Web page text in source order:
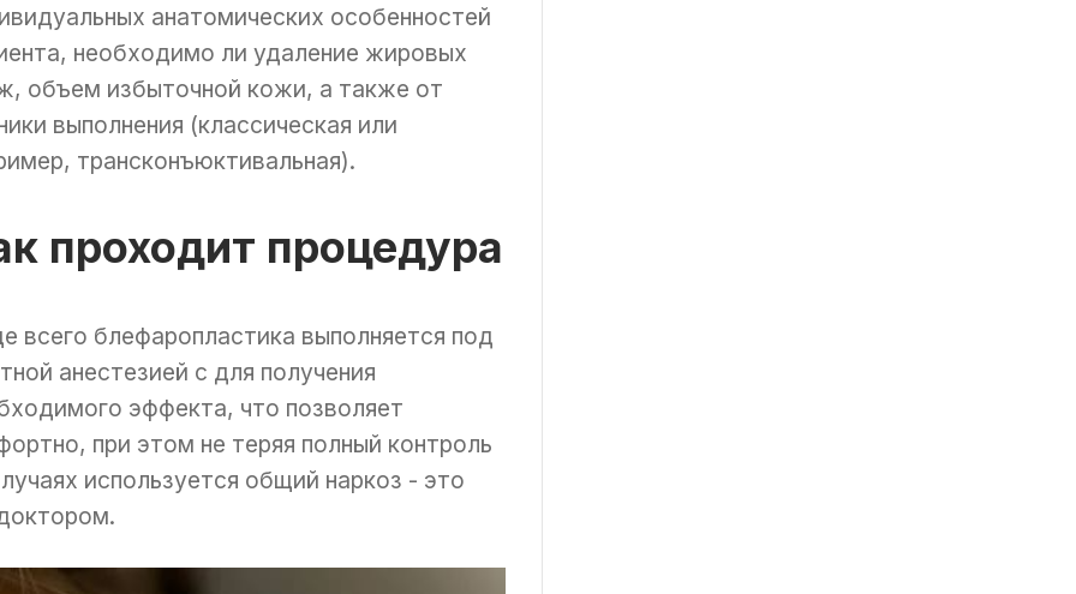
анатомических особенностей
необходимо ли удаление жировых
объем избыточной кожи, а также от
выполнения (классическая или
трансконъюктивальная).
проходит процедура
всего блефаропластика выполняется под
анестезией с для получения
эффекта, что позволяет
при этом не теряя полный контроль
используется общий наркоз - это